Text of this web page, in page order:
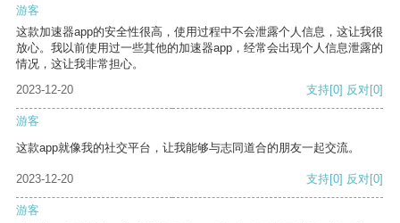
游客
这款加速器app的安全性很高，使用过程中不会泄露个人信息，这让我很
放心。我以前使用过一些其他的加速器app，经常会出现个人信息泄露的
情况，这让我非常担心。
2023-12-20
支持[0] 反对[0]
游客
这款app就像我的社交平台，让我能够与志同道合的朋友一起交流。
2023-12-20 支持[0] 反对[0]
游客